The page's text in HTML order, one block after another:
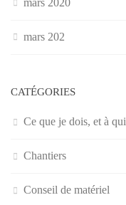
mars 202
CATÉGORIES
Ce que je dois, et à qui
Chantiers
Conseil de matériel